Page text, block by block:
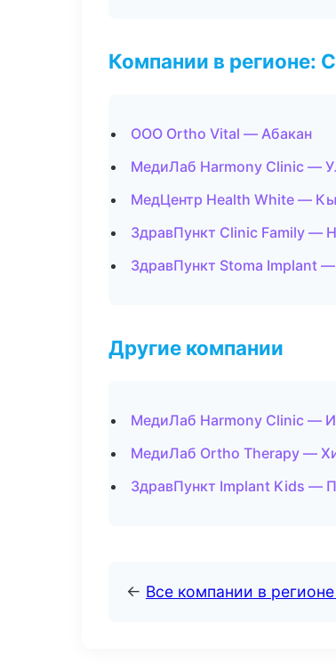
Компании в регионе:
ООО Ortho Vital — Абакан
МедиЛаб Harmony Clinic —
МедЦентр Health White —
ЗдравПункт Clinic Family —
ЗдравПункт Stoma Implant
Другие компании
МедиЛаб Harmony Clinic —
МедиЛаб Ortho Therapy —
ЗдравПункт Implant Kids —
← Все компании в